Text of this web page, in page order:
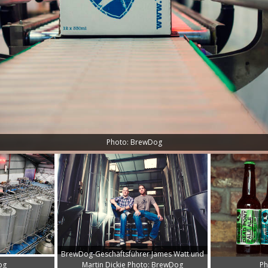
Photo: BrewDog
BrewDog-Geschäftsführer James Watt und
Martin Dickie Photo: BrewDog